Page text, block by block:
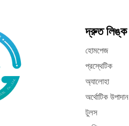
দ্রুত লিঙ্ক
হোমপেজ
প্রস্থেটিক
অ্যালোহা
অর্থোটিক উপাদান
টুলস